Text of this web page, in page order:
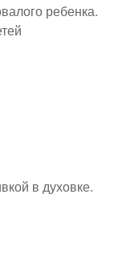
ребенка.
в духовке.